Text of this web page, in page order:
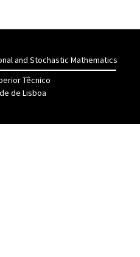
and Stochastic Mathematics
Têcnico
de Lisboa